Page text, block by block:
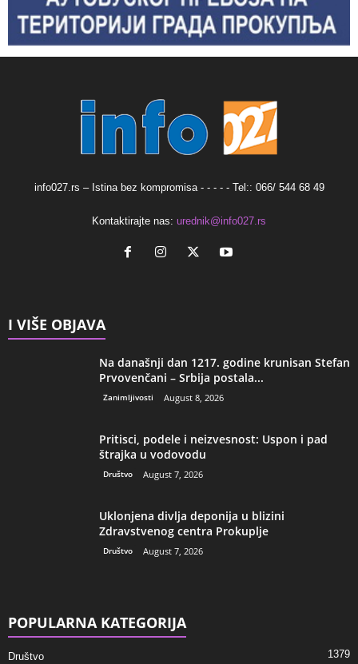
info027.rs – Istina bez kompromisa - - - - - Tel:: 066/ 544 68 49
Kontaktirajte nas: urednik@info027.rs
I VIŠE OBJAVA
Na današnji dan 1217. godine krunisan Stefan
Prvovenčani – Srbija postala...
Zanimljivosti August 8, 2026
Pritisci, podele i neizvesnost: Uspon i pad
štrajka u vodovodu
Društvo August 7, 2026
Uklonjena divlja deponija u blizini
Zdravstvenog centra Prokuplje
Društvo August 7, 2026
POPULARNA KATEGORIJA
Društvo 1379